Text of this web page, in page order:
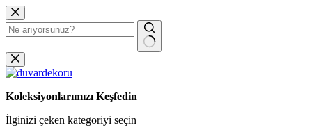
Skip
to
content
No
results
Koleksiyonlarımızı Keşfedin
İlginizi çeken kategoriyi seçin